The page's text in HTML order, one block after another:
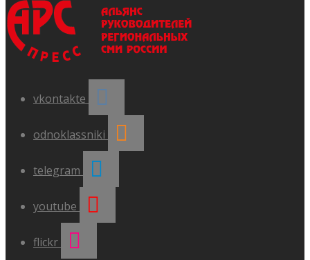
vkontakte
odnoklassniki
telegram
youtube
flickr